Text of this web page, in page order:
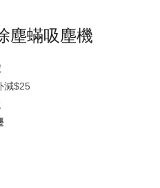
塵蟎吸塵機
減$25